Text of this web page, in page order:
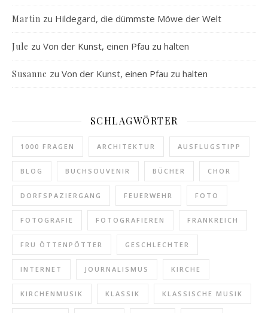
Martin zu Hildegard, die dümmste Möwe der Welt
Jule zu Von der Kunst, einen Pfau zu halten
Susanne zu Von der Kunst, einen Pfau zu halten
SCHLAGWÖRTER
1000 FRAGEN ARCHITEKTUR AUSFLUGSTIPP
BLOG BUCHSOUVENIR BÜCHER CHOR
DORFSPAZIERGANG FEUERWEHR FOTO
FOTOGRAFIE FOTOGRAFIEREN FRANKREICH
FRU ÖTTENPÖTTER GESCHLECHTER
INTERNET JOURNALISMUS KIRCHE
KIRCHENMUSIK KLASSIK KLASSISCHE MUSIK